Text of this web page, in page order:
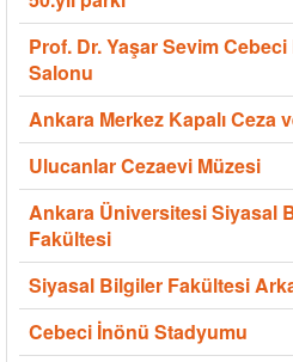
Prof. Dr. Yaşar Sevim
Salonu
Ankara Merkez Kapalı Ceza
Ulucanlar Cezaevi Müzesi
Ankara Üniversitesi Siyasal
Fakültesi
Siyasal Bilgiler Fakültesi
Cebeci İnönü Stadyumu